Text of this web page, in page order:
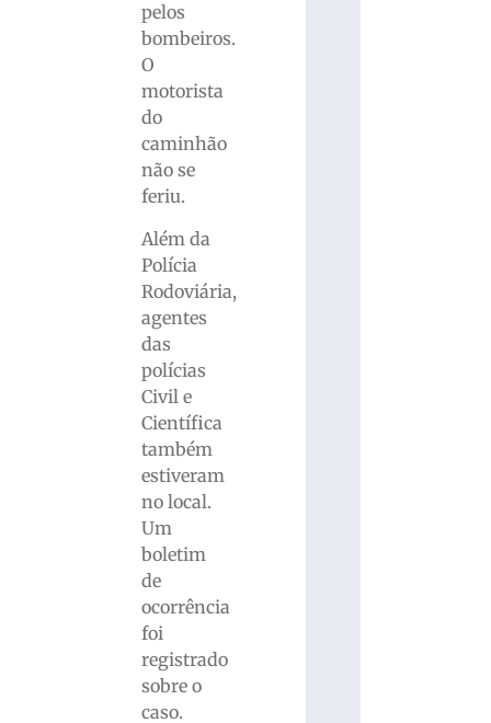
pelos
bombeiros.
O
motorista
do
caminhão
não se
feriu.
Além da
Polícia
Rodoviária,
agentes
das
polícias
Civil e
Científica
também
estiveram
no local.
Um
boletim
de
ocorrência
foi
registrado
sobre o
caso.